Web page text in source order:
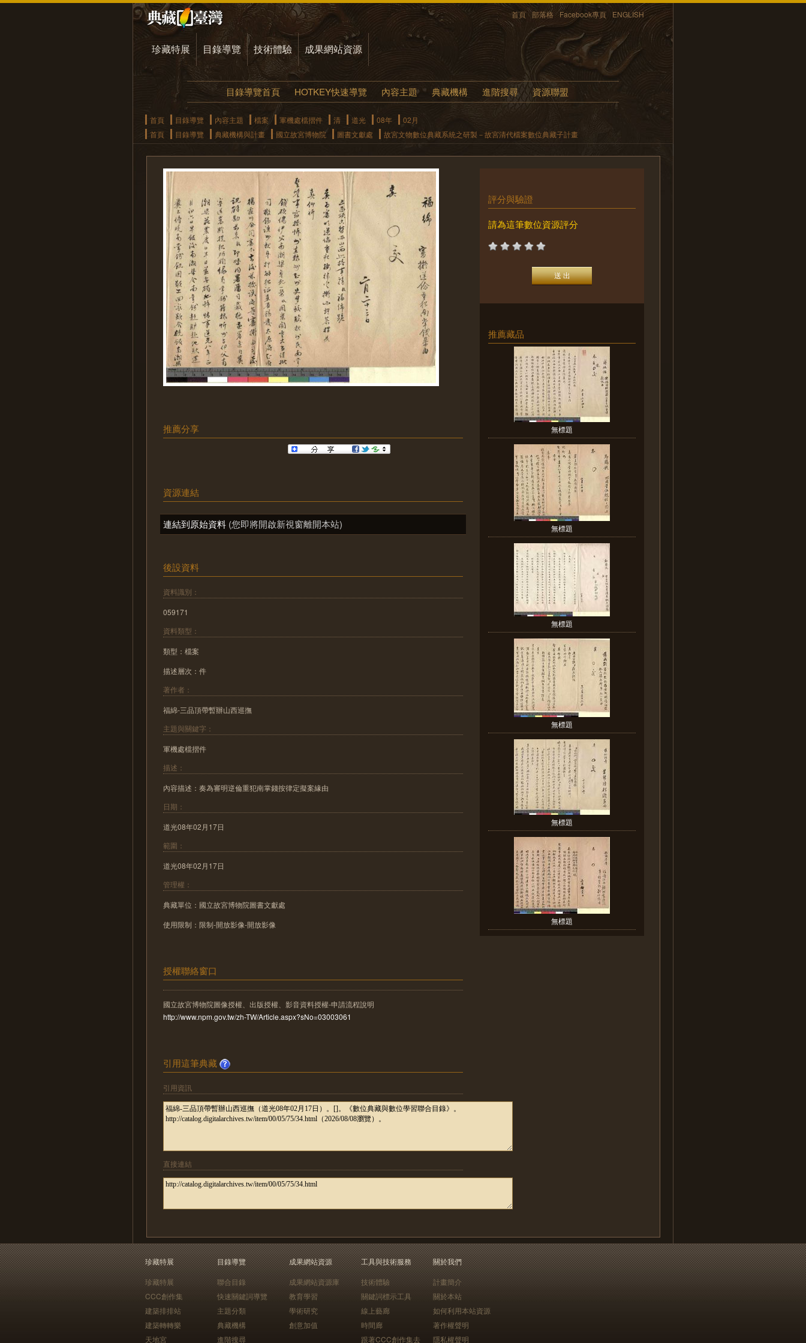
首頁 部落格 Facebook專頁 ENGLISH
珍藏特展 目錄導覽 技術體驗 成果網站資源
目錄導覽首頁 HOTKEY快速導覽 內容主題 典藏機構 進階搜尋 資源聯盟
首頁 目錄導覽 內容主題 檔案 軍機處檔摺件 清 道光 08年
02月
首頁
目錄導覽 典藏機構與計畫 國立故宮博物院 圖書文獻處 故宮文物數位典藏系統之研製－故宮清代檔案數位典藏子計畫
推薦分享
資源連結
連結到原始資料 (您即將開啟新視窗離開本站)
後設資料
資料識別：
059171
資料類型：
類型：檔案
描述層次：件
著作者：
福綿-三品頂帶暫辦山西巡撫
主題與關鍵字：
軍機處檔摺件
描述：
內容描述：奏為審明逆倫重犯南掌錢按律定擬案緣由
日期：
道光08年02月17日
範圍：
道光08年02月17日
管理權：
典藏單位：國立故宮博物院圖書文獻處
使用限制：限制-開放影像-開放影像
授權聯絡窗口
國立故宮博物院圖像授權、出版授權、影音資料授權-申請流程說明
http://www.npm.gov.tw/zh-TW/Article.aspx?sNo=03003061
引用這筆典藏
引用資訊
直接連結
評分與驗證
請為這筆數位資源評分
推薦藏品
無標題
無標題
無標題
無標題
無標題
無標題
珍藏特展
珍藏特展
CCC創作集
建築排排站
建築轉轉樂
天地宮
目錄導覽
聯合目錄
快速關鍵詞導覽
主題分類
典藏機構
進階搜尋
成果網站資源
成果網站資源庫
教育學習
學術研究
創意加值
工具與技術服務
技術體驗
關鍵詞標示工具
線上藝廊
時間廊
跟著CCC創作集去
關於我們
計畫簡介
關於本站
如何利用本站資源
著作權聲明
隱私權聲明